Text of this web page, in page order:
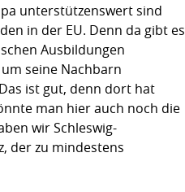
unterstützenswert sind
in der EU. Denn da gibt es
Ausbildungen
seine Nachbarn
ist gut, denn dort hat
man hier auch noch die
wir Schleswig-
der zu mindestens